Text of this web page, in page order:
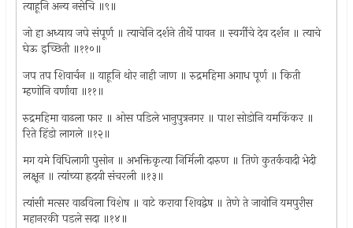
त्याहूनि अन्य नसेचि ॥९॥
जो हा अध्याय जपे संपूर्ण ॥ त्याचेनि दर्शने तीर्थे पावन ॥ स्वर्गीचे देव दर्शन ॥ त्याचे
घेऊ इच्छिती ॥११०॥
जप तप शिवार्चन ॥ याहूनि थोर नाही जाण ॥ रुद्रमहिमा अगाध पूर्ण ॥ किती
म्हणोनि वर्णावा ॥११॥
रुद्रमहिमा वाढला फार ॥ ओस पडिले भानुपुत्रनगर ॥ पाश सोडोनि यमकिंकर ॥
रिते हिंडो लागले ॥१२॥
मग यमे विधिलागी पुसोन ॥ अभक्तिकृत्या निर्मिली दारुण ॥ तिणे कुतर्कवादी भेदी
लक्षून ॥ त्यांच्या ह्रदयी संचरली ॥१३॥
त्यांसी मत्सर वाढविला विशेष ॥ वाटे करावा शिवद्वेष ॥ तेणे ते जावोनि यमपुरीस
महानरकी पडले सदा ॥१४॥